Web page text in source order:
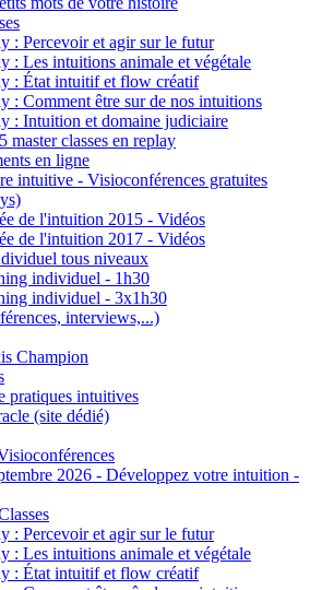
: Percevoir et agir sur le futur
: Les intuitions animale et végétale
: État intuitif et flow créatif
: Comment être sur de nos intuitions
: Intuition et domaine judiciaire
master classes en replay
en ligne
intuitive - Visioconférences gratuites
de l'intuition 2015 - Vidéos
de l'intuition 2017 - Vidéos
tous niveaux
individuel - 1h30
individuel - 3x1h30
interviews,...)
Champion
pratiques intuitives
(site dédié)
2026 - Développez votre intuition -
: Percevoir et agir sur le futur
: Les intuitions animale et végétale
: État intuitif et flow créatif